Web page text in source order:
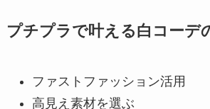
プチプラで叶える白コーデ
ファストファッション活用
高見え素材を選ぶ